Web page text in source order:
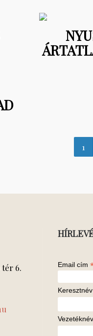
1
tér 6.
Email cím
Keresztnév
Vezetéknév